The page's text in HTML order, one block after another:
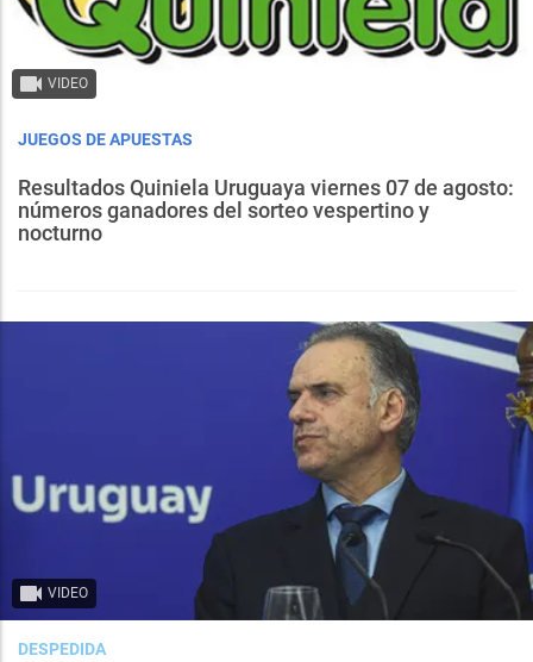
VIDEO
JUEGOS DE APUESTAS
Resultados Quiniela Uruguaya viernes 07 de agosto:
números ganadores del sorteo vespertino y
nocturno
VIDEO
DESPEDIDA